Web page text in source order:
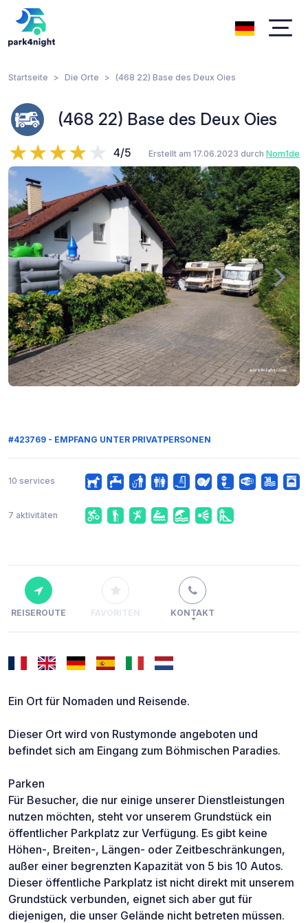
Startseite Die Orte (468 22) Base des Deux Oies
(468 22) Base des Deux Oies
4/5 Erstellt am 17.06.2023 durch Nom1de
#423769 - EMPFANG UNTER PRIVATPERSONEN
10 services
7 aktivitäten
REISEROUTE FAVORITEN KONTAKT
Ein Ort für Nomaden und Reisende.
Dieser Ort wird von Rustymonde angeboten und
befindet sich am Eingang zum Böhmischen Paradies.
Parken
Für Besucher, die nur einige unserer Dienstleistungen
nutzen möchten, steht vor unserem Grundstück ein
öffentlicher Parkplatz zur Verfügung. Es gibt keine
Höhen-, Breiten-, Längen- oder Zeitbeschränkungen,
außer einer begrenzten Kapazität von 5 bis 10 Autos.
Dieser öffentliche Parkplatz ist nicht direkt mit unserem
Grundstück verbunden, eignet sich aber gut für
diejenigen, die unser Gelände nicht betreten müssen.